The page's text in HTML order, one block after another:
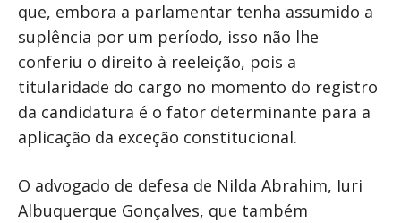
que, embora a parlamentar tenha assumido a
suplência por um período, isso não lhe
conferiu o direito à reeleição, pois a
titularidade do cargo no momento do registro
da candidatura é o fator determinante para a
aplicação da exceção constitucional.
O advogado de defesa de Nilda Abrahim, Iuri
Albuquerque Gonçalves, que também